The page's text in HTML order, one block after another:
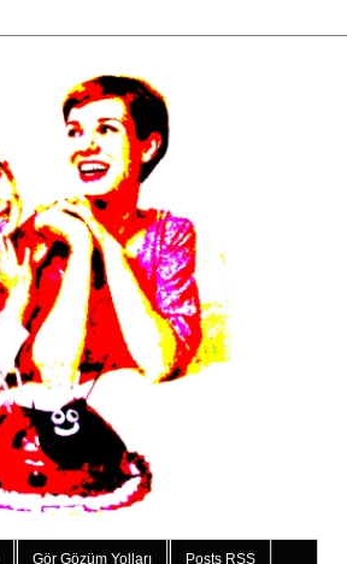
Gör Gözüm Yolları Posts RSS